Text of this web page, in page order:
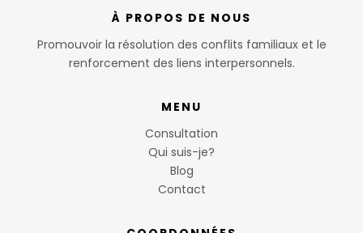
À PROPOS DE NOUS
Promouvoir la résolution des conflits familiaux et le
renforcement des liens interpersonnels.
MENU
Consultation
Qui suis-je?
Blog
Contact